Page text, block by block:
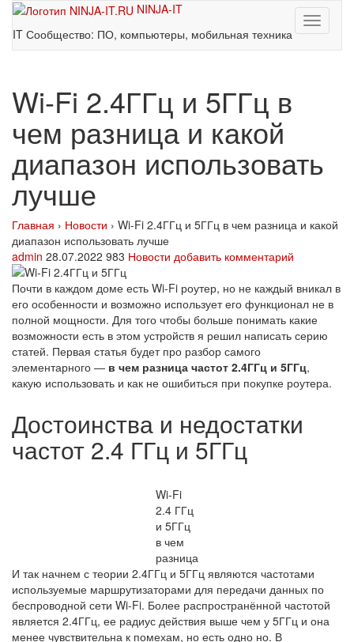
Toggle
NINJA-IT
IT Сообщество: ПО, компьютеры, мобильная техника
Wi-Fi 2.4ГГц и 5ГГц в
чем разница и какой
диапазон использовать
лучше
Главная › Новости › Wi-Fi 2.4ГГц и 5ГГц в чем разница и какой
диапазон использовать лучше
admin 28.07.2022 983 Новости добавить комментарий
Почти в каждом доме есть Wi-Fi роутер, но не каждый вникал в
его особенности и возможно использует его функционал не в
полной мощности. Для того чтобы больше понимать какие
возможности есть в этом устройств я решил написать серию
статей. Первая статья будет про разбор самого
элементарного — в чем разница частот 2.4ГГц и 5ГГц,
какую использовать и как не ошибиться при покупке роутера.
Достоинства и недостатки
частот 2.4 ГГц и 5ГГц
Wi-Fi
2.4 ГГц
и 5ГГц
в чем
разница
И так начнем с теории 2.4ГГц и 5ГГц являются частотами
используемые маршрутизаторами для передачи данных по
беспроводной сети Wi-Fi. Более распространённой частотой
является 2.4ГГц, ее радиус действия выше чем у 5ГГц и она
менее чувствительна к помехам, но есть одно но. В